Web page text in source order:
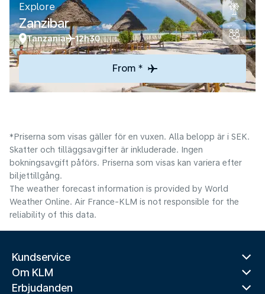
Explore
Zanzibar
Tanzania 12h30
From *
*Priserna som visas gäller för en vuxen. Alla belopp är i SEK.
Skatter och tilläggsavgifter är inkluderade. Ingen
bokningsavgift påförs. Priserna som visas kan variera efter
biljettillgång.
The weather forecast information is provided by World
Weather Online. Air France-KLM is not responsible for the
reliability of this data.
Kundservice
Om KLM
Erbjudanden